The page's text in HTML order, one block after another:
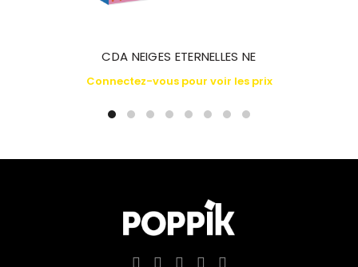
CDA NEIGES ETERNELLES NE
Connectez-vous pour voir les prix